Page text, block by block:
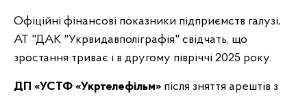
Офіційні фінансові показники підприємств галузі,
АТ "ДАК "Укрвидавполіграфія" свідчать, що
зростання триває і в другому півріччі 2025 року.
ДП «УСТФ «Укртелефільм» після зняття арештів з